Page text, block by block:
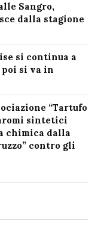
Sangro,
dalla stagione
si continua a
poi si va in
“Tartufo
sintetici
chimica dalla
contro gli